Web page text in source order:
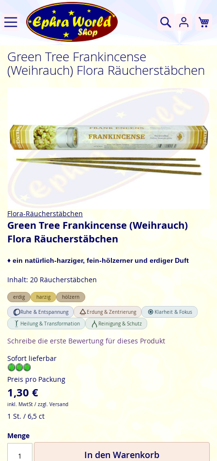
Suche
Green Tree Frankincense
(Weihrauch) Flora Räucherstäbchen
springen
Zum
Anfang
Bildgalerie
Flora-Räucherstäbchen
Green Tree Frankincense (Weihrauch)
Flora Räucherstäbchen
♦ ein natürlich-harziger, fein-hölzerner und erdiger Duft
Inhalt: 20 Räucherstäbchen
erdig harzig hölzern
Ruhe & Entspannung Erdung & Zentrierung
Klarheit & Fokus
Heilung & Transformation
Reinigung & Schutz
Schreibe die erste Bewertung für dieses Produkt
Sofort lieferbar
Preis pro Packung
1,30 €
inkl. MwtSt / zzgl. Versand
1 St. / 6,5 ct
Menge
In den Warenkorb